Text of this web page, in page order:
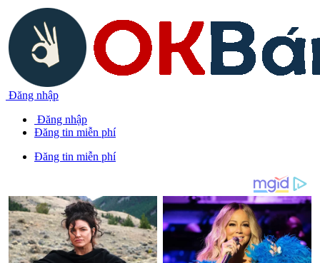
Đăng nhập
Đăng nhập
Đăng tin miễn phí
Đăng tin miễn phí